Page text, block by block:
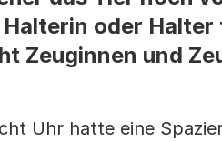
Halterin oder
Zeuginnen und
Uhr hatte eine